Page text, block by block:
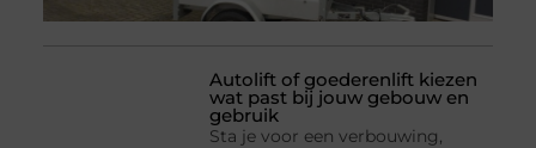
Autolift of goederenlift kiezen
wat past bij jouw gebouw en
gebruik
Sta je voor een verbouwing,